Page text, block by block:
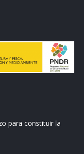
para constituir la